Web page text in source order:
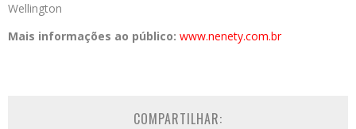
Wellington
Mais informações ao público: www.nenety.com.br
COMPARTILHAR: